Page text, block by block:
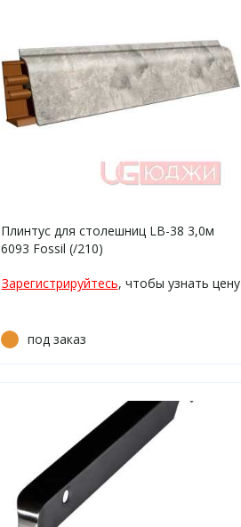
Плинтус для столешниц LB-38 3,0м
6093 Fossil (/210)
Зарегистрируйтесь, чтобы узнать цену
под заказ